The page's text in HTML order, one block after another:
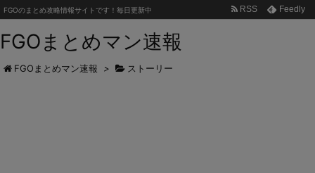
FGOまとめマン速報
FGOのまとめ攻略情報サイトです！毎日更新中 RSS Feedly
FGOまとめマン速報 > ストーリー